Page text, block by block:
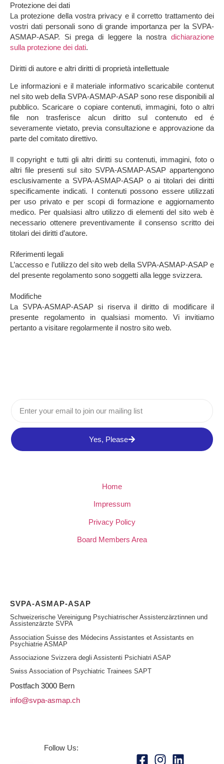
Protezione dei dati
La protezione della vostra privacy e il corretto trattamento dei
vostri dati personali sono di grande importanza per la SVPA-
ASMAP-ASAP. Si prega di leggere la nostra dichiarazione
sulla protezione dei dati.
Diritti di autore e altri diritti di proprietà intellettuale
Le informazioni e il materiale informativo scaricabile contenut
nel sito web della SVPA-ASMAP-ASAP sono rese disponibili al
pubblico. Scaricare o copiare contenuti, immagini, foto o altri
file non trasferisce alcun diritto sul contenuto ed é
severamente vietato, previa consultazione e approvazione da
parte del comitato direttivo.
Il copyright e tutti gli altri diritti su contenuti, immagini, foto o
altri file presenti sul sito SVPA-ASMAP-ASAP appartengono
esclusivamente a SVPA-ASMAP-ASAP o ai titolari dei diritti
specificamente indicati. I contenuti possono essere utilizzati
per uso privato e per scopi di formazione e aggiornamento
medico. Per qualsiasi altro utilizzo di elementi del sito web è
necessario ottenere preventivamente il consenso scritto dei
titolari dei diritti d’autore.
Riferimenti legali
L’accesso e l’utilizzo del sito web della SVPA-ASMAP-ASAP e
del presente regolamento sono soggetti alla legge svizzera.
Modifiche
La SVPA-ASMAP-ASAP si riserva il diritto di modificare il
presente regolamento in qualsiasi momento. Vi invitiamo
pertanto a visitare regolarmente il nostro sito web.
Yes, Please
Home
Impressum
Privacy Policy
Board Members Area
SVPA-ASMAP-ASAP
Schweizerische Vereinigung Psychiatrischer Assistenzärztinnen und
Assistenzärzte SVPA
Association Suisse des Médecins Assistantes et Assistants en
Psychiatrie ASMAP
Associazione Svizzera degli Assistenti Psichiatri ASAP
Swiss Association of Psychiatric Trainees SAPT
Postfach 3000 Bern
info@svpa-asmap.ch
Follow Us: